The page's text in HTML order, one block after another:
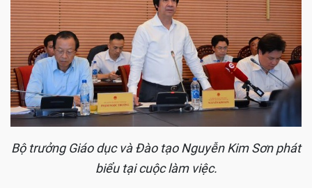
Bộ trưởng Giáo dục và Đào tạo Nguyễn Kim Sơn phát
biểu tại cuộc làm việc.